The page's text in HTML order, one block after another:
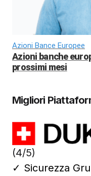
Azioni Bance Europee
Azioni banche
prossimi mesi
Migliori
(4/5)
✓ Sicurezza